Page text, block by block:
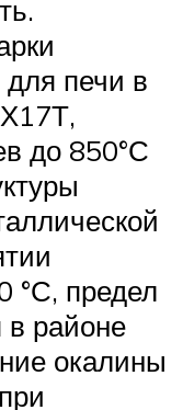
печи в
до 850°С
°С, предел
в районе
окалины